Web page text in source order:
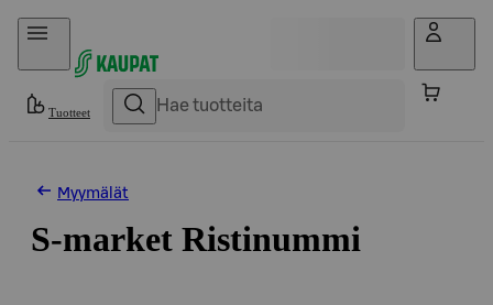
Hyppää sisältöön
Tuotteet
Myymälät
S-market Ristinummi